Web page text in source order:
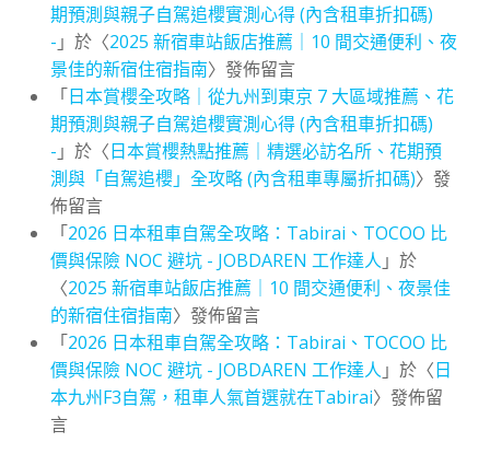
期預測與親子自駕追櫻實測心得 (內含租車折扣碼)
- 」於〈2025 新宿車站飯店推薦｜10 間交通便利、夜
景佳的新宿住宿指南〉發佈留言
「日本賞櫻全攻略｜從九州到東京 7 大區域推薦、花
期預測與親子自駕追櫻實測心得 (內含租車折扣碼)
- 」於〈日本賞櫻熱點推薦｜精選必訪名所、花期預
測與「自駕追櫻」全攻略 (內含租車專屬折扣碼)〉發
佈留言
「2026 日本租車自駕全攻略：Tabirai、TOCOO 比
價與保險 NOC 避坑 - JOBDAREN 工作達人 」於
〈2025 新宿車站飯店推薦｜10 間交通便利、夜景佳
的新宿住宿指南〉發佈留言
「2026 日本租車自駕全攻略：Tabirai、TOCOO 比
價與保險 NOC 避坑 - JOBDAREN 工作達人 」於〈日
本九州F3自駕，租車人氣首選就在Tabirai〉發佈留
言